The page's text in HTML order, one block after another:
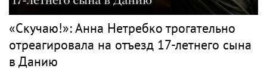
«Скучаю!»: Анна Нетребко трогательно
отреагировала на отъезд 17-летнего сына
в Данию